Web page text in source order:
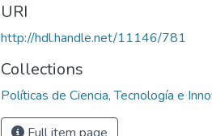
URI
http://hdl.handle.net/11146/781
Collections
Políticas de Ciencia, Tecnología e